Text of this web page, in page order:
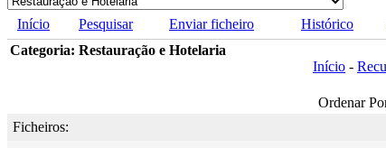
Início Pesquisar Enviar ficheiro Histórico
Categoria: Restauração e Hotelaria
Início -
Ordenar
Ficheiros: